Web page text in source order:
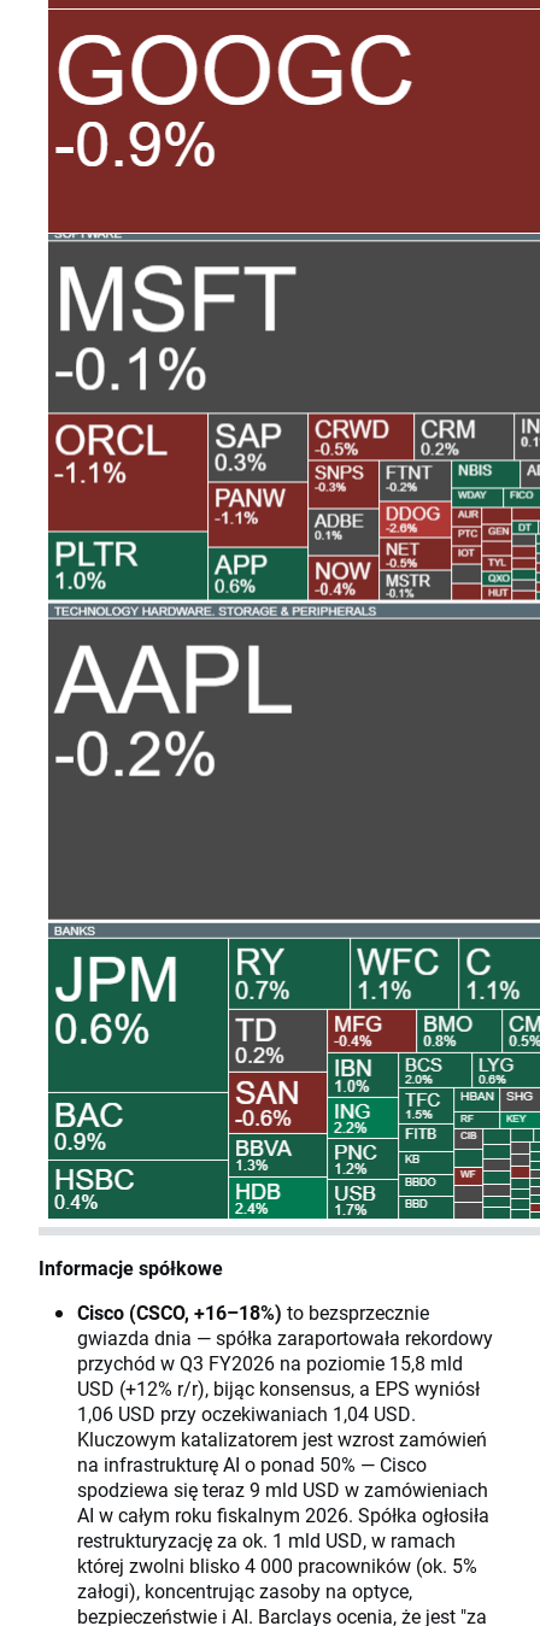
Informacje spółkowe
Cisco (CSCO, +16–18%) to bezsprzecznie
gwiazda dnia — spółka zaraportowała rekordowy
przychód w Q3 FY2026 na poziomie 15,8 mld
USD (+12% r/r), bijąc konsensus, a EPS wyniósł
1,06 USD przy oczekiwaniach 1,04 USD.
Kluczowym katalizatorem jest wzrost zamówień
na infrastrukturę AI o ponad 50% — Cisco
spodziewa się teraz 9 mld USD w zamówieniach
AI w całym roku fiskalnym 2026. Spółka ogłosiła
restrukturyzację za ok. 1 mld USD, w ramach
której zwolni blisko 4 000 pracowników (ok. 5%
załogi), koncentrując zasoby na optyce,
bezpieczeństwie i AI. Barclays ocenia, że jest "za